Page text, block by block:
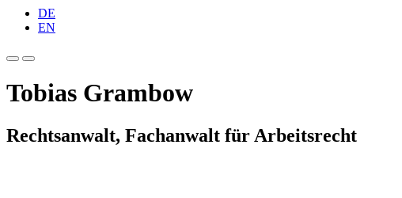
DE
EN
Tobias Grambow
Rechtsanwalt, Fachanwalt für Arbeitsrecht